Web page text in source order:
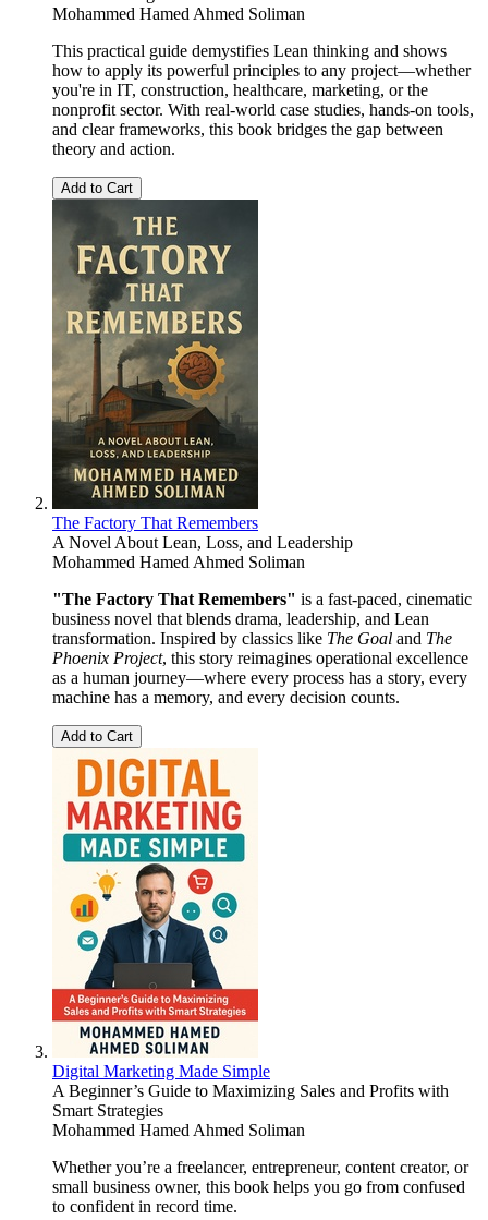
Mohammed Hamed Ahmed Soliman
This practical guide demystifies Lean thinking and shows
how to apply its powerful principles to any project—whether
you're in IT, construction, healthcare, marketing, or the
nonprofit sector. With real-world case studies, hands-on tools,
and clear frameworks, this book bridges the gap between
theory and action.
Add to Cart
The Factory That Remembers
A Novel About Lean, Loss, and Leadership
Mohammed Hamed Ahmed Soliman
"The Factory That Remembers" is a fast-paced, cinematic
business novel that blends drama, leadership, and Lean
transformation. Inspired by classics like The Goal and The
Phoenix Project, this story reimagines operational excellence
as a human journey—where every process has a story, every
machine has a memory, and every decision counts.
Add to Cart
Digital Marketing Made Simple
A Beginner’s Guide to Maximizing Sales and Profits with
Smart Strategies
Mohammed Hamed Ahmed Soliman
Whether you’re a freelancer, entrepreneur, content creator, or
small business owner, this book helps you go from confused
to confident in record time.